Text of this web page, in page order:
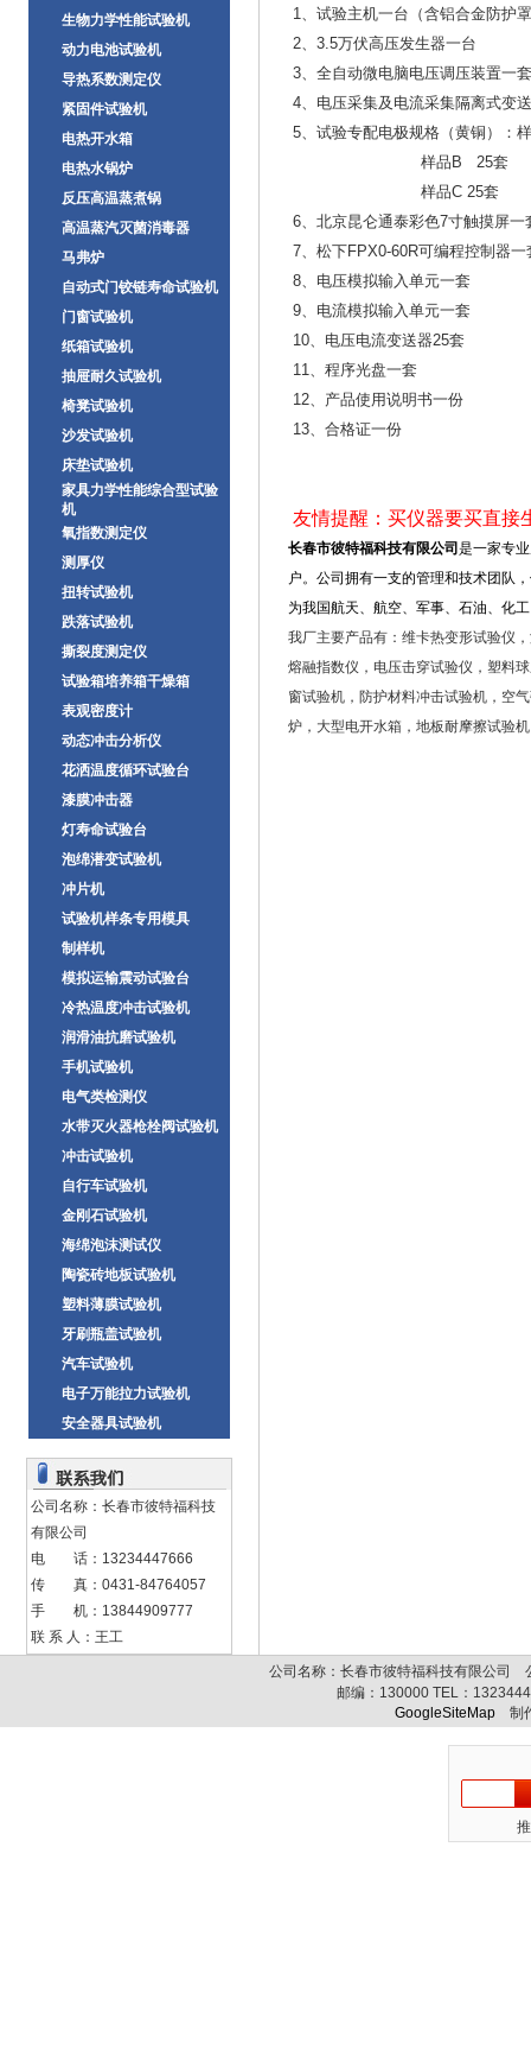
生物力学性能试验机
动力电池试验机
导热系数测定仪
紧固件试验机
电热开水箱
电热水锅炉
反压高温蒸煮锅
高温蒸汽灭菌消毒器
马弗炉
自动式门铰链寿命试验机
门窗试验机
纸箱试验机
抽屉耐久试验机
椅凳试验机
沙发试验机
床垫试验机
家具力学性能综合型试验
机
氧指数测定仪
测厚仪
扭转试验机
跌落试验机
撕裂度测定仪
试验箱培养箱干燥箱
表观密度计
动态冲击分析仪
花洒温度循环试验台
漆膜冲击器
灯寿命试验台
泡绵潜变试验机
冲片机
试验机样条专用模具
制样机
模拟运输震动试验台
冷热温度冲击试验机
润滑油抗磨试验机
手机试验机
电气类检测仪
水带灭火器枪栓阀试验机
冲击试验机
自行车试验机
金刚石试验机
海绵泡沫测试仪
陶瓷砖地板试验机
塑料薄膜试验机
牙刷瓶盖试验机
汽车试验机
电子万能拉力试验机
安全器具试验机
公司名称：长春市彼特福科技
有限公司
电 话：13234447666
传 真：0431-84764057
手 机：13844909777
联 系 人：王工
1、试验主机一台（含铝合金防护
2、3.5万伏高压发生器一台
3、全自动微电脑电压调压装置一
4、电压采集及电流采集隔离式变
5、试验专配电极规格（黄铜）：
样品B 25套
样品C 25套
6、北京昆仑通泰彩色7寸触摸屏一
7、松下FPX0-60R可编程控制器一
8、电压模拟输入单元一套
9、电流模拟输入单元一套
10、电压电流变送器25套
11、程序光盘一套
12、产品使用说明书一份
13、合格证一份
友情提醒：买仪器要买直接
长春市彼特福科技有限公司 是一家专
户。公司拥有一支的管理和技术团队
为我国航天、航空、军事、石油、化
我厂主要产品有： 维卡热变形试验仪
熔融指数仪，电压击穿试验仪，塑料
窗试验机，防护材料冲击试验机，空
炉，大型电开水箱，地板耐摩擦试验
公司名称：长春市彼特福科技有限公司
邮编： 130000TEL：
GoogleSiteMap 制